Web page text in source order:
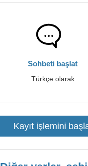
Sohbeti başlat
Türkçe olarak
Kayıt işlemini